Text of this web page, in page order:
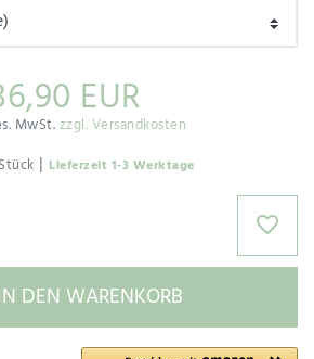
EUR
MwSt.zzgl. Versandkosten
Stück | Lieferzeit 1-3 Werktage
DEN WARENKORB